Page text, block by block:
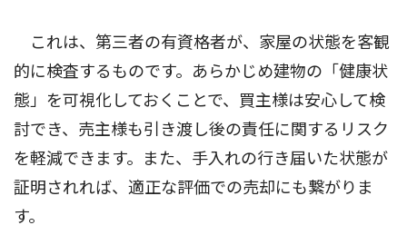
これは、第三者の有資格者が、家屋の状態を客観
的に検査するものです。あらかじめ建物の「健康状
態」を可視化しておくことで、買主様は安心して検
討でき、売主様も引き渡し後の責任に関するリスク
を軽減できます。また、手入れの行き届いた状態が
証明されれば、適正な評価での売却にも繋がりま
す。